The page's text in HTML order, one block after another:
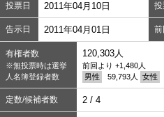
投票日 2011年04月10日
告示日 2011年04月01日
有権者数
※無投票時は選挙
人名簿登録者数
120,303人
前回より +1,480人
男性
59,793人 女性
定数/候補者数 2 / 4